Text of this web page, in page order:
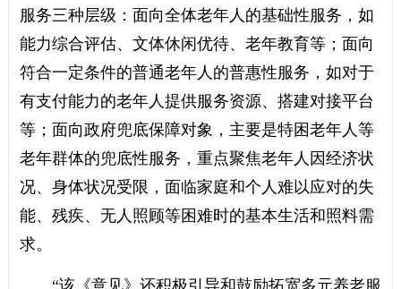
服务三种层级：面向全体老年人的基础性服务，如
能力综合评估、文体休闲优待、老年教育等；面向
符合一定条件的普通老年人的普惠性服务，如对于
有支付能力的老年人提供服务资源、搭建对接平台
等；面向政府兜底保障对象，主要是特困老年人等
老年群体的兜底性服务，重点聚焦老年人因经济状
况、身体状况受限，面临家庭和个人难以应对的失
能、残疾、无人照顾等困难时的基本生活和照料需
求。
“该《意见》还积极引导和鼓励拓宽多元养老服